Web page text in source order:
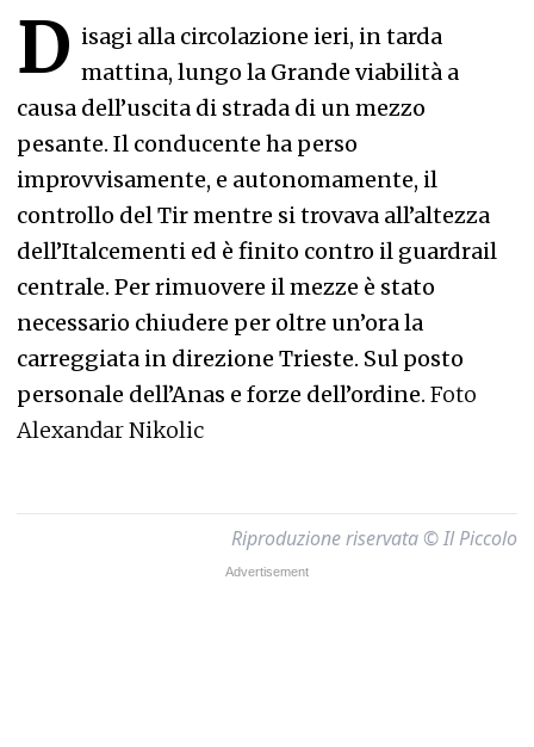
D isagi alla circolazione ieri, in tarda
mattina, lungo la Grande viabilità a
causa dell’uscita di strada di un mezzo
pesante. Il conducente ha perso
improvvisamente, e autonomamente, il
controllo del Tir mentre si trovava all’altezza
dell’Italcementi ed è finito contro il guardrail
centrale. Per rimuovere il mezze è stato
necessario chiudere per oltre un’ora la
carreggiata in direzione Trieste. Sul posto
personale dell’Anas e forze dell’ordine. Foto
Alexandar Nikolic
Riproduzione riservata © Il Piccolo